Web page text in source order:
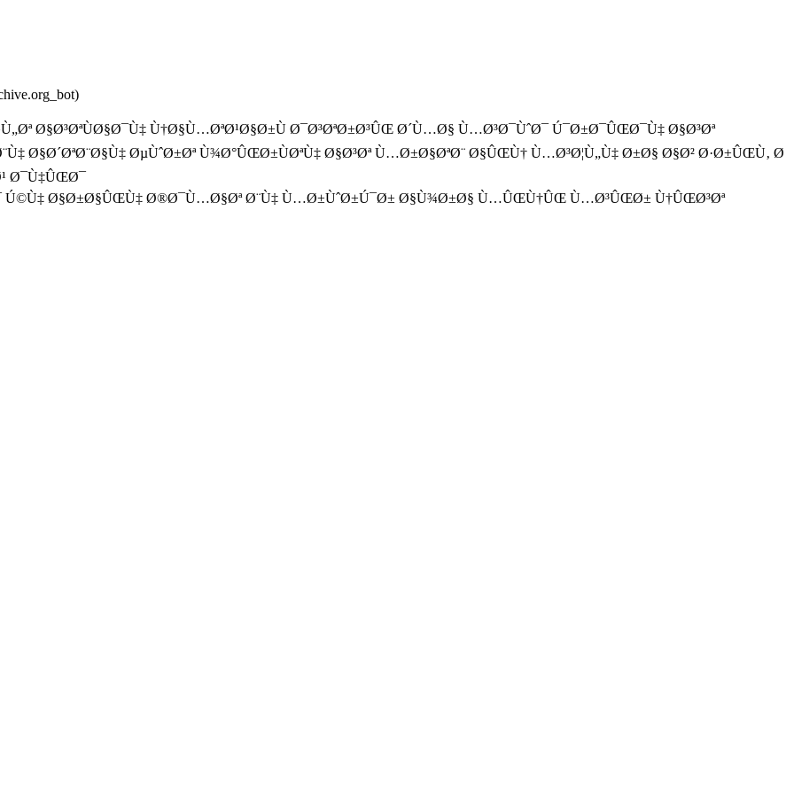
Ø§Ø³ØªÙØ§Ø¯Ù‡ Ù†Ø§Ù…ØªØ¹Ø§Ø±Ù Ø¯Ø³ØªØ±Ø³ÛŒ Ø´Ù…Ø§ Ù…Ø³Ø¯ÙˆØ¯ Ú¯Ø±Ø¯ÛŒØ¯Ù‡ Ø§Ø³Øª
Ø§Ø´ØªØ¨Ø§Ù‡ ØµÙˆØ±Øª Ù¾Ø°ÛŒØ±ÙØªÙ‡ Ø§Ø³Øª Ù…Ø±Ø§ØªØ¨ Ø§ÛŒÙ† Ù…Ø³Ø¦Ù„Ù‡ Ø±Ø§ Ø§Ø² Ø·Ø±ÛŒÙ‚ Ø
Ø¯Ù‡ÛŒØ¯
Ú©Ù‡ Ø§Ø±Ø§ÛŒÙ‡ Ø®Ø¯Ù…Ø§Øª Ø¨Ù‡ Ù…Ø±ÙˆØ±Ú¯Ø± Ø§Ù¾Ø±Ø§ Ù…ÛŒÙ†ÛŒ Ù…Ø³ÛŒØ± Ù†ÛŒØ³Øª